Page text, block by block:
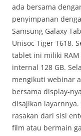
ada bersama
penyimpanan
Samsung Galaxy
Unisoc Tiger T618.
tablet ini miliki
internal 128 GB.
mengikuti webinar
bersama display-
disajikan layarnnya.
rasakan dari sisi
film atau bermain